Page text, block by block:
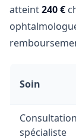
atteint240 €
Soin
spécialiste